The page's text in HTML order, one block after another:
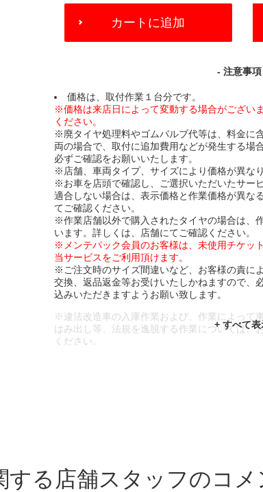
ADD
CART
カートに追加
- 注意事項
価格は、取付作業１台分です。
※価格は来店日によって変動する場合がござい
ください。
※廃タイヤ処理料やゴムバルブ代等は、料金に
両の場合で、取付に追加費用などが発生する場
必ずご確認をお願いいたします。
※店舗、車両タイプ、サイズにより価格が異な
※お車を店頭で確認し、ご選択いただいたサー
適合しない場合は、表示価格と作業価格が異な
てご確認ください。
※作業店舗以外で購入されたタイヤの場合は、
います。詳しくは、店舗にてご確認ください。
※メンテパック会員のお客様は、未使用チケッ
当サービスをご利用頂けます。
※ご注文時のサイズ間違いなど、お客様の責に
交換、返品返金等お受けいたしかねますので、
込みいただきますようお願い致します。
※違法改造車の入庫作業および、作業によって
はみ出し等、法規を逸脱する作業については、
ください。
する店舗スタッフのコメ